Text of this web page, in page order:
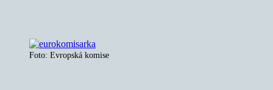
Foto: Evropská komise